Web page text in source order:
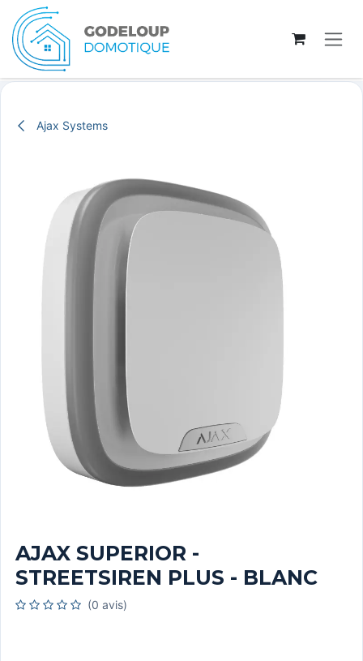
Se rendre au contenu
Ajax Systems
AJAX SUPERIOR -
STREETSIREN PLUS - BLANC
(0 avis)